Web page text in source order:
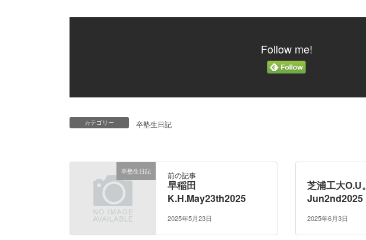
Follow me!
カテゴリー 卒塾生日記
卒塾生日記 前の記事
早稲田
K.H.May23th2025
2025年5月23日
芝浦工大O.U。
Jun2nd2025
2025年6月3日